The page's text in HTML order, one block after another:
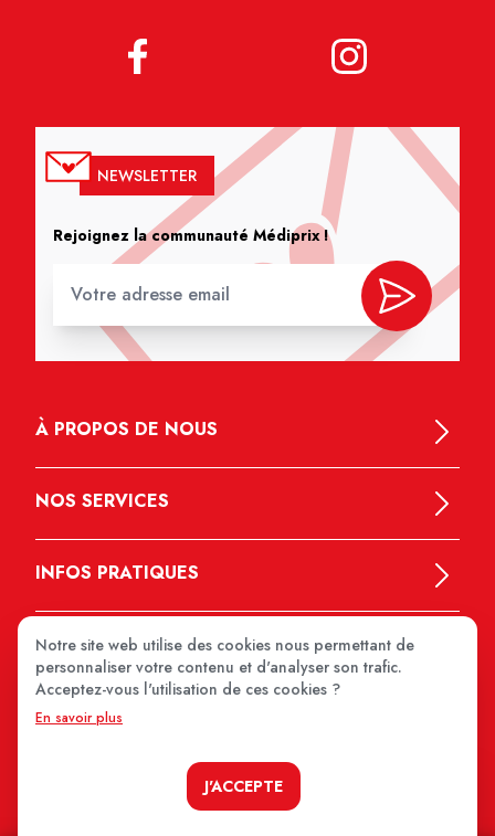
NEWSLETTER
Rejoignez la communauté Médiprix !
À PROPOS DE NOUS
NOS SERVICES
INFOS PRATIQUES
Notre site web utilise des cookies nous permettant de
personnaliser votre contenu et d'analyser son trafic.
Acceptez-vous l'utilisation de ces cookies ?
En savoir plus
J'ACCEPTE